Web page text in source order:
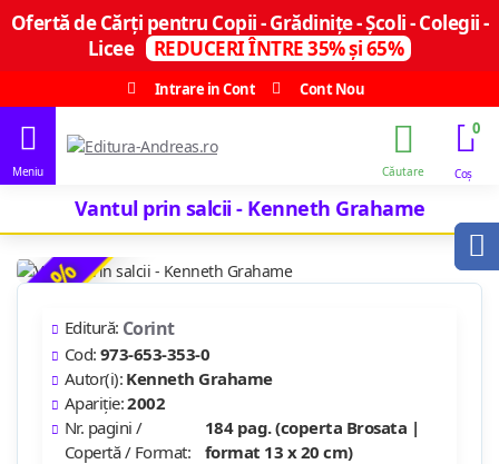
Ofertă de Cărți pentru Copii - Grădinițe - Școli - Colegii -
Licee
REDUCERI ÎNTRE 35% și 65%
Intrare in Cont
Cont Nou
0
Vantul prin salcii - Kenneth Grahame
-20 %
Editură: Corint
Cod: 973-653-353-0
Autor(i): Kenneth Grahame
Apariție:2002
Nr. pagini /
Copertă / Format:
184 pag. (coperta Brosata |
format 13 x 20 cm)